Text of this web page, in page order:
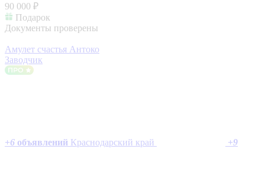
90 000 ₽
Подарок
Документы проверены
Амулет счастья Антоко
Заводчик
+6 объявлений Краснодарский край +9